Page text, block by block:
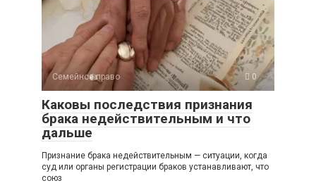
Семейное право 0
Каковы последствия признания
брака недействительным и что
дальше
Признание брака недействительным — ситуации, когда
суд или органы регистрации браков устанавливают, что
союз